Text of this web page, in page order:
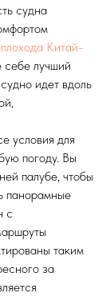
судна
Китай-
себе лучший
идет вдоль
условия для
погоду. Вы
палубе, чтобы
панорамные
с
таким
за